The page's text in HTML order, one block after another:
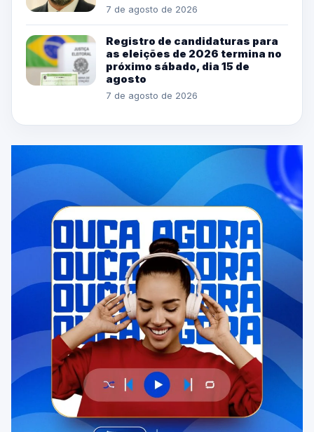
7 de agosto de 2026
Registro de candidaturas para
as eleições de 2026 termina no
próximo sábado, dia 15 de
agosto
7 de agosto de 2026